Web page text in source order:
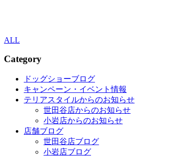
ALL
Category
ドッグショーブログ
キャンペーン・イベント情報
テリアスタイルからのお知らせ
世田谷店からのお知らせ
小岩店からのお知らせ
店舗ブログ
世田谷店ブログ
小岩店ブログ